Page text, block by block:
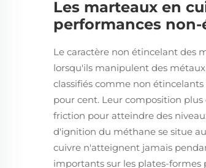
Les marteaux en
performances
Le caractère non étincelant des
lorsqu'ils manipulent des
classifiés comme non
pour cent. Leur composition
friction pour atteindre des
d'ignition du méthane se situe
cuivre n'atteignent jamais
importants sur les plates-formes